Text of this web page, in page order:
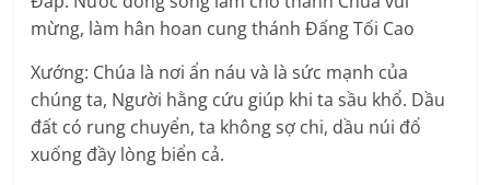
mừng, làm hân hoan cung thánh Ðấng Tối Cao
Xướng: Chúa là nơi ẩn náu và là sức mạnh của
chúng ta, Người hằng cứu giúp khi ta sầu khổ. Dầu
đất có rung chuyển, ta không sợ chi, dầu núi đổ
xuống đầy lòng biển cả.